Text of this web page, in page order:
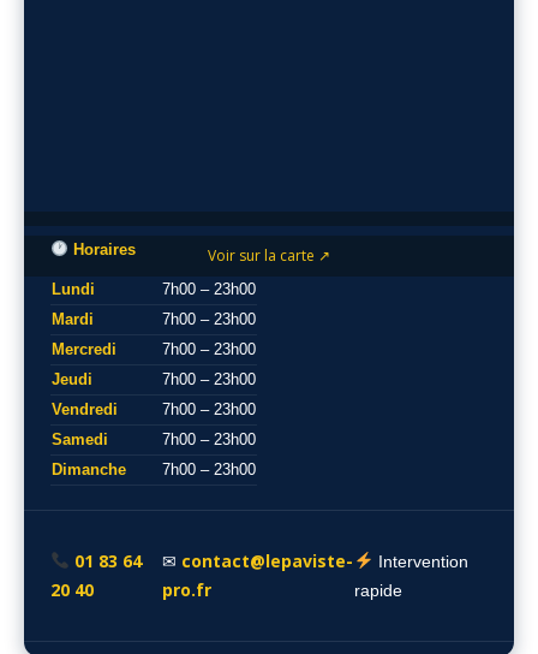
Voir sur la carte ↗
Horaires
Lundi
7h00 – 23h00
Mardi
7h00 – 23h00
Mercredi
7h00 – 23h00
Jeudi
7h00 – 23h00
Vendredi
7h00 – 23h00
Samedi
7h00 – 23h00
Dimanche
7h00 – 23h00
01 83 64
20 40
✉ contact@lepaviste-
pro.fr
Intervention
rapide